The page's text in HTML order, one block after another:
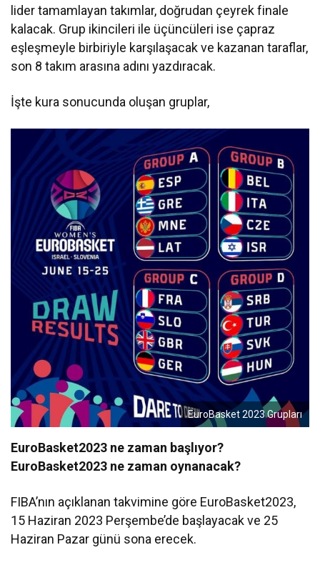
lider tamamlayan takımlar, doğrudan çeyrek finale
kalacak. Grup ikincileri ile üçüncüleri ise çapraz
eşleşmeyle birbiriyle karşılaşacak ve kazanan taraflar,
son 8 takım arasına adını yazdıracak.
İşte kura sonucunda oluşan gruplar,
EuroBasket 2023 Grupları
EuroBasket2023 ne zaman başlıyor?
EuroBasket2023 ne zaman oynanacak?
FIBA’nın açıklanan takvimine göre EuroBasket2023,
15 Haziran 2023 Perşembe’de başlayacak ve 25
Haziran Pazar günü sona erecek.